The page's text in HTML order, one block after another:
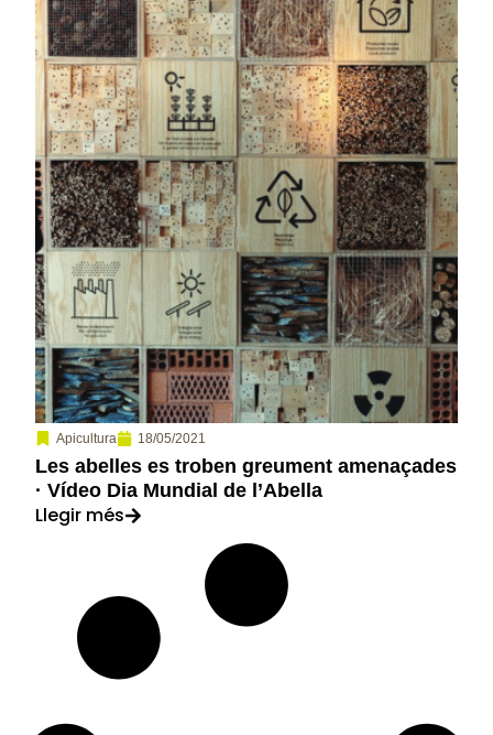
Apicultura 18/05/2021
Les abelles es troben greument amenaçades
· Vídeo Dia Mundial de l’Abella
Llegir més